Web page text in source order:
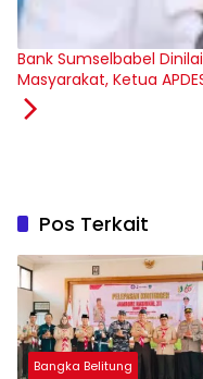
‎Bank Sumselbabel
Masyarakat, Ketua
Pos Terkait
Bangka Belitung